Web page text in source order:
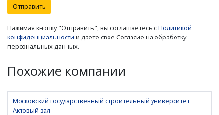
Отправить
Нажимая кнопку "Отправить", вы соглашаетесь сПолитикой
конфиденциальности и даете свое Согласие на обработку
персональных данных.
Похожие компании
Московский государственный строительный университет
Актовый зал